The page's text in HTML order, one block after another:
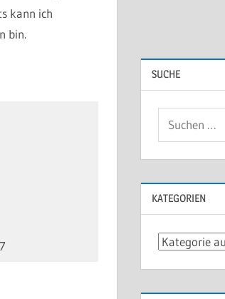
kann ich
bin.
SUCHE
KATEGORIEN
Kategorien